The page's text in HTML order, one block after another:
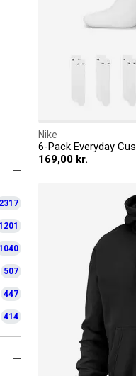
2317
1201
1040
507
447
414
Nike
6-Pack Everyday
169,00 kr.